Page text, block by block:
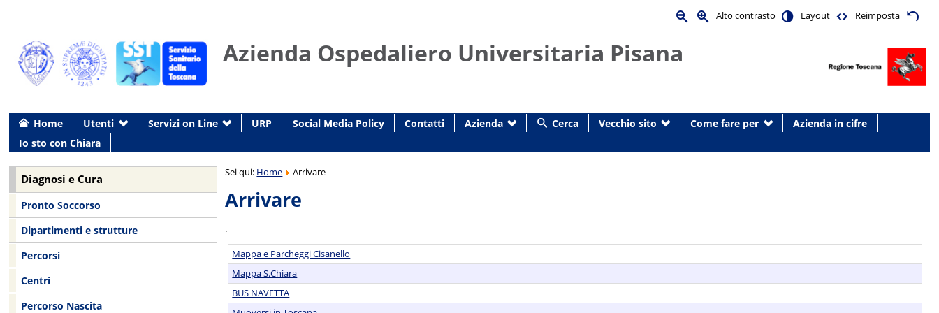
Alto contrasto Layout Reimposta
Azienda Ospedaliero Universitaria Pisana
Home Utenti Servizi on Line URP Social Media Policy Contatti Azienda Cerca Vecchio sito Come fare per
Azienda in cifre
Io sto con Chiara
Sei qui: Home Arrivare
Arrivare
.
Mappa e Parcheggi Cisanello
Mappa S.Chiara
BUS NAVETTA
Diagnosi e Cura
Pronto Soccorso
Dipartimenti e strutture
Percorsi
Centri
Percorso Nascita